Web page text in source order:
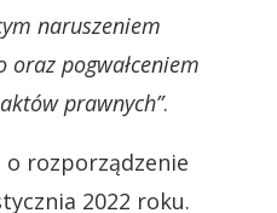
naruszeniem
oraz pogwałceniem
prawnych”.
rozporządzenie
2022 roku.